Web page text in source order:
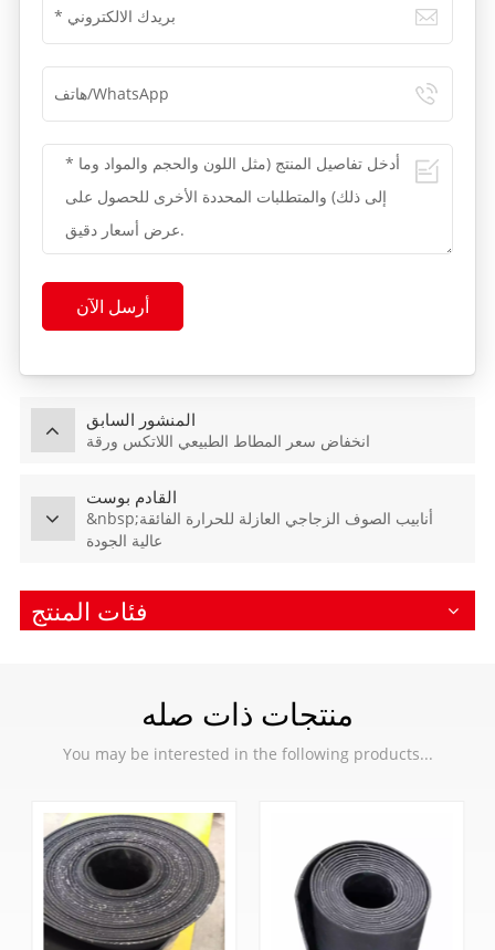
أرسل الآن
المنشور السابق
انخفاض سعر المطاط الطبيعي اللاتكس ورقة
القادم بوست
&nbsp;أنابيب الصوف الزجاجي العازلة للحرارة الفائقة
عالية الجودة
فئات المنتج
منتجات ذات صله
You may be interested in the following products...